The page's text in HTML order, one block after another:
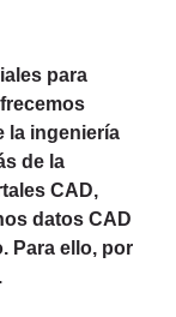
para
la ingeniería
de la
CAD,
datos CAD
Para ello, por